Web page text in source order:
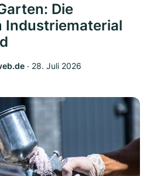
Die
Industriematerial
‧ 28. Juli 2026